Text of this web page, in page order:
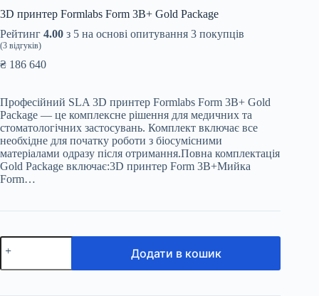
3D принтер Formlabs Form 3B+ Gold Package
Рейтинг 4.00 з 5 на основі опитування 3 покупців
(3 відгуків)
₴ 186 640
Професійний SLA 3D принтер Formlabs Form 3B+ Gold
Package — це комплексне рішення для медичних та
стоматологічних застосувань. Комплект включає все
необхідне для початку роботи з біосумісними
матеріалами одразу після отримання.Повна комплектація
Gold Package включає:3D принтер Form 3B+Мийка
Form…
3D
принтер
Додати в кошик